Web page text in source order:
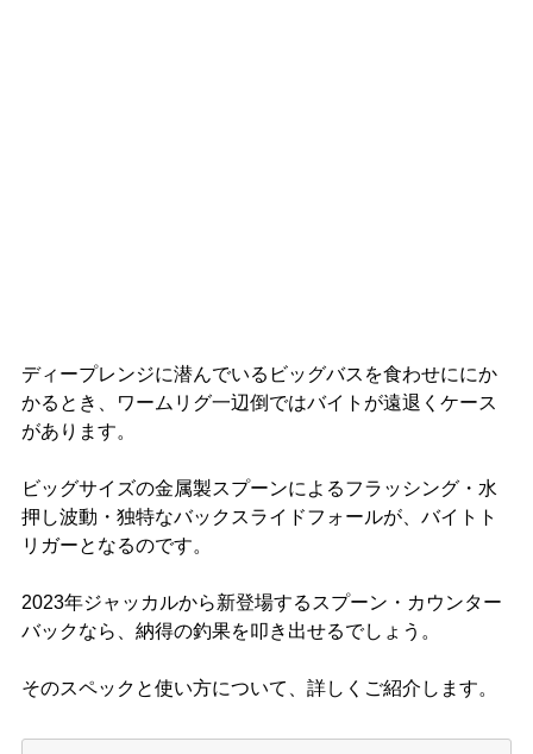
ディープレンジに潜んでいるビッグバスを食わせににか
かるとき、ワームリグ一辺倒ではバイトが遠退くケース
があります。
ビッグサイズの金属製スプーンによるフラッシング・水
押し波動・独特なバックスライドフォールが、バイトト
リガーとなるのです。
2023年ジャッカルから新登場するスプーン・カウンター
バックなら、納得の釣果を叩き出せるでしょう。
そのスペックと使い方について、詳しくご紹介します。